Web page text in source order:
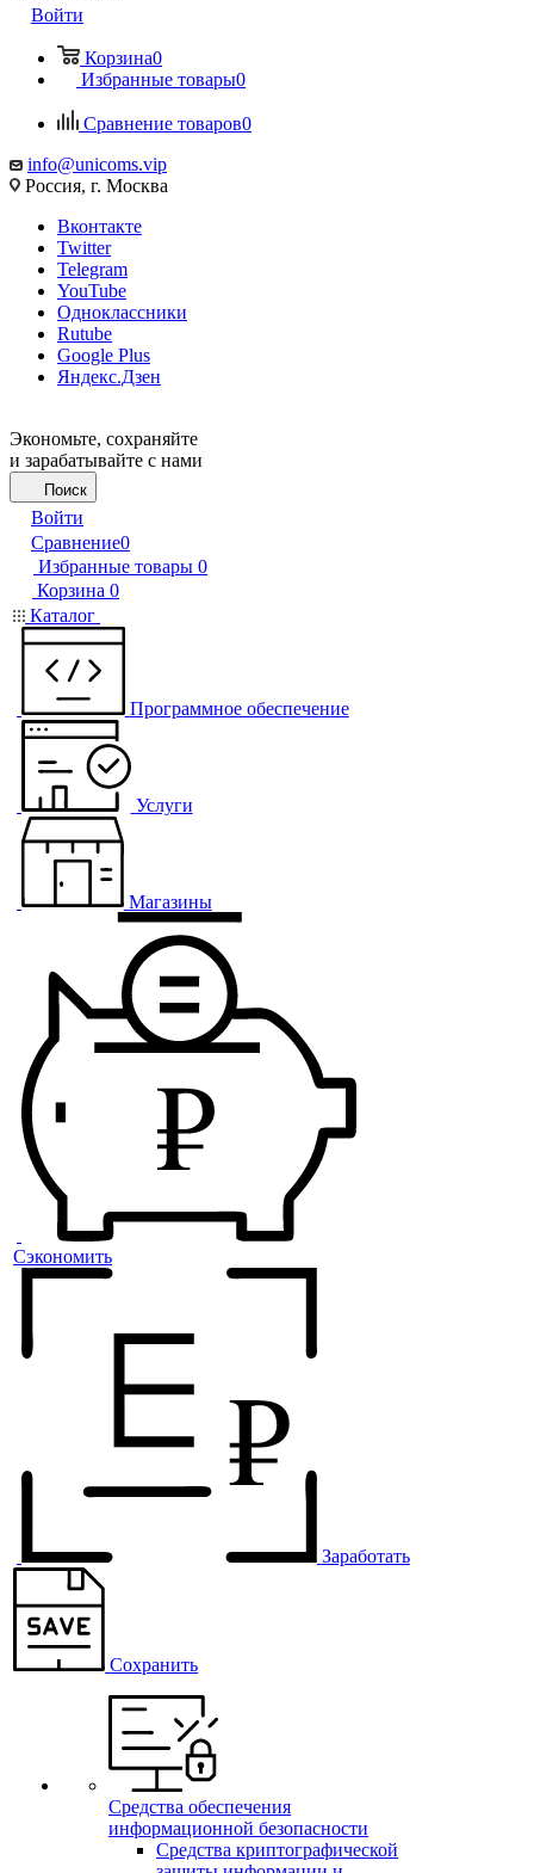
Войти
Корзина0
Избранные товары0
Сравнение товаров0
info@unicoms.vip
Россия, г. Москва
Вконтакте
Twitter
Telegram
YouTube
Одноклассники
Rutube
Google Plus
Яндекс.Дзен
Экономьте, сохраняйте
и зарабатывайте с нами
Поиск
Войти
Сравнение0
Избранные товары 0
Корзина 0
Каталог
Программное обеспечение
Услуги
Магазины
Сэкономить
Заработать
Сохранить
Средства обеспечения
информационной безопасности
Средства криптографической